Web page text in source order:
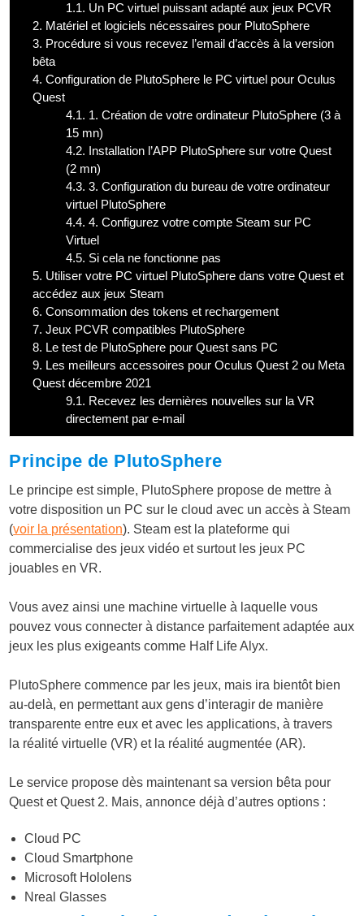
1.1. Un PC virtuel puissant adapté aux jeux PCVR
2. Matériel et logiciels nécessaires pour PlutoSphere
3. Procédure si vous recevez l’email d’accès à la version
bêta
4. Configuration de PlutoSphere le PC virtuel pour Oculus
Quest
4.1. 1. Création de votre ordinateur PlutoSphere (3 à
15 mn)
4.2. Installation l’APP PlutoSphere sur votre Quest
(2 mn)
4.3. 3. Configuration du bureau de votre ordinateur
virtuel PlutoSphere
4.4. 4. Configurez votre compte Steam sur PC
Virtuel
4.5. Si cela ne fonctionne pas
5. Utiliser votre PC virtuel PlutoSphere dans votre Quest et
accédez aux jeux Steam
6. Consommation des tokens et rechargement
7. Jeux PCVR compatibles PlutoSphere
8. Le test de PlutoSphere pour Quest sans PC
9. Les meilleurs accessoires pour Oculus Quest 2 ou Meta
Quest décembre 2021
9.1. Recevez les dernières nouvelles sur la VR
directement par e-mail
Principe de PlutoSphere
Le principe est simple, PlutoSphere propose de mettre à
votre disposition un PC sur le cloud avec un accès à Steam
(voir la présentation). Steam est la plateforme qui
commercialise des jeux vidéo et surtout les jeux PC
jouables en VR.
Vous avez ainsi une machine virtuelle à laquelle vous
pouvez vous connecter à distance parfaitement adaptée aux
jeux les plus exigeants comme Half Life Alyx.
PlutoSphere commence par les jeux, mais ira bientôt bien
au-delà, en permettant aux gens d’interagir de manière
transparente entre eux et avec les applications, à travers
la réalité virtuelle (VR) et la réalité augmentée (AR).
Le service propose dès maintenant sa version bêta pour
Quest et Quest 2. Mais, annonce déjà d’autres options :
Cloud PC
Cloud Smartphone
Microsoft Hololens
Nreal Glasses